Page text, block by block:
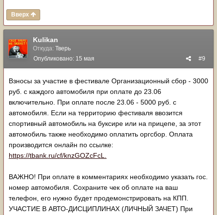
Вверх
Kulikan
Откуда: Тверь
#9
Опубликовано: 15 мая
Взносы за участие в фестивале Организационный сбор - 3000
руб. с каждого автомобиля при оплате до 23.06
включительно. При оплате после 23.06 - 5000 руб. с
автомобиля. Если на территорию фестиваля ввозится
спортивный автомобиль на буксире или на прицепе, за этот
автомобиль также необходимо оплатить оргсбор. Оплата
производится онлайн по ссылке:
https://tbank.ru/cf/knzGOZcFcL.
ВАЖНО! При оплате в комментариях необходимо указать гос.
номер автомобиля. Сохраните чек об оплате на ваш
телефон, его нужно будет продемонстрировать на КПП.
УЧАСТИЕ В АВТО-ДИСЦИПЛИНАХ (ЛИЧНЫЙ ЗАЧЕТ) При